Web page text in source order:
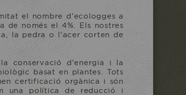
el nombre d'ecologges a
de només el 4%. Els nostres
la pedra o l'acer corten de
conservació d'energia i la
basat en plantes. Tots
certificació orgànica i són
una política de reducció i